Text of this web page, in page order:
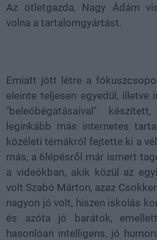
Az ötletgazda, Nagy Ádám
volna a tartalomgyártást.
Emiatt jött létre a
eleinte teljesen egyedül, illetve
"beleóbégatásaival"
leginkább más internetes
közéleti témákról fejtette ki a
más, a 6lépésről már ismert
a videókban, akik közül az
volt Szabó Márton, azaz
nagyon jó volt, hiszen iskolás
és azóta jó barátok,
hasonlóan intelligens, jó